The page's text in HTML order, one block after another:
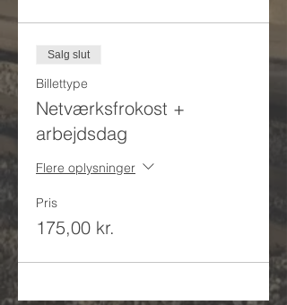
Salg slut
Billettype
Netværksfrokost +
arbejdsdag
Flere oplysninger
Pris
175,00 kr.